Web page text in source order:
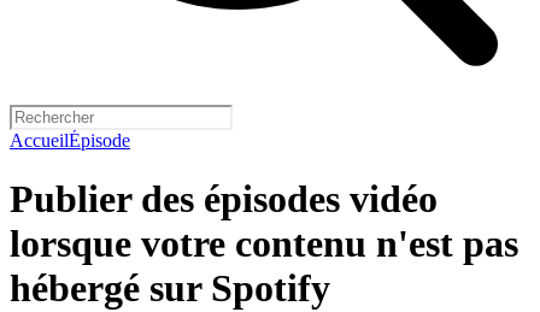
AccueilÉpisode
Publier des épisodes vidéo
lorsque votre contenu n'est pas
hébergé sur Spotify